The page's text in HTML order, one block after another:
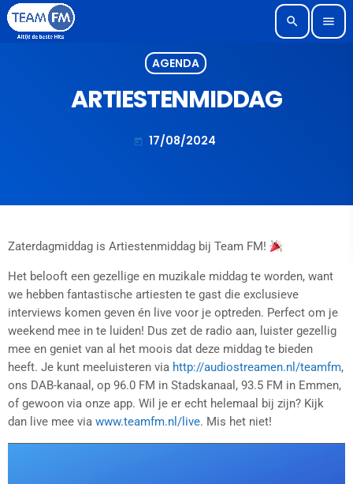
search menu
AGENDA
ARTIESTENMIDDAG
today 17/08/2024
Zaterdagmiddag is Artiestenmiddag bij Team FM!
Het belooft een gezellige en muzikale middag te worden, want
we hebben fantastische artiesten te gast die exclusieve
interviews komen geven én live voor je optreden. Perfect om je
weekend mee in te luiden! Dus zet de radio aan, luister gezellig
mee en geniet van al het moois dat deze middag te bieden
heeft. Je kunt meeluisteren via http://audiostreamen.nl/teamfm,
ons DAB-kanaal, op 96.0 FM in Stadskanaal, 93.5 FM in Emmen,
of gewoon via onze app. Wil je er echt helemaal bij zijn? Kijk
dan live mee via www.teamfm.nl/live. Mis het niet!